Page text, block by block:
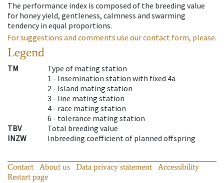
The performance index is composed of the breeding value
for honey yield, gentleness, calmness and swarming
tendency in equal proportions.
For suggestions and comments use our contact form, please.
Legend
TM
Type of mating station
1 - Insemination station with fixed 4a
2 - Island mating station
3 - line mating station
4 - race mating station
6 - tolerance mating station
TBV
Total breeding value
INZW
Inbreeding coefficient of planned offspring
Contact About us Data privacy statement
Accessibility
Restart page